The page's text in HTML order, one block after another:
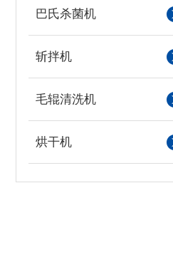
巴氏杀菌机
斩拌机
毛辊清洗机
烘干机